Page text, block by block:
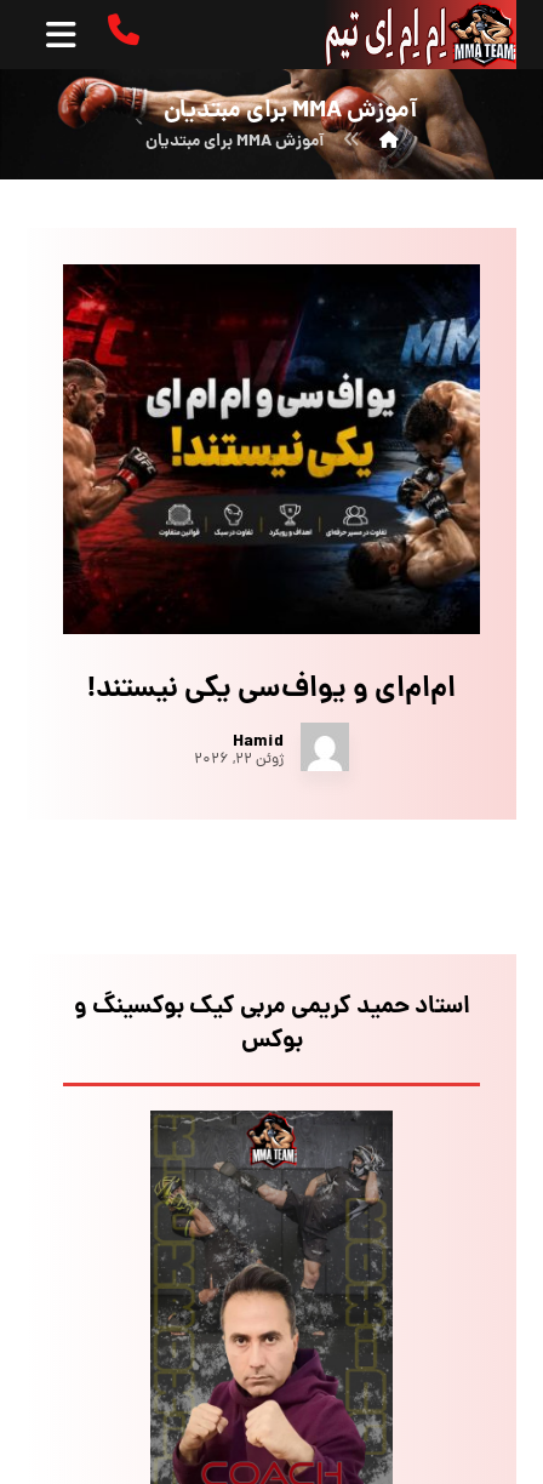
آموزش MMA برای مبتدیان
آموزش MMA برای مبتدیان
ام‌ام‌ای و یو‌اف‌سی یکی نیستند!
Hamid
ژوئن ۲۲, ۲۰۲۶
استاد حمید کریمی مربی کیک بوکسینگ و
بوکس